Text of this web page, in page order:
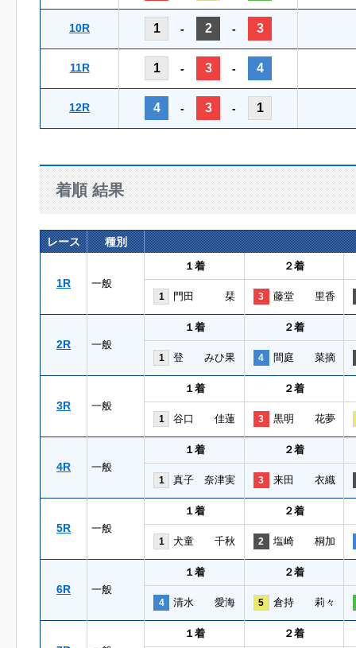
10R 1 - 2 - 3
11R 1 - 3 - 4
12R 4 - 3 - 1
着順 結果
レース 種別
1R 一般
１着 ２着
1 門田 栞 3 藤堂 里香
2R 一般
１着 ２着
1 登 みひ果 4 間庭 菜摘
3R 一般
１着 ２着
1 谷口 佳蓮 3 黒明 花夢
4R 一般
１着 ２着
1 真子 奈津実 3 来田 衣織
5R 一般
１着 ２着
1 犬童 千秋 2 塩崎 桐加
6R 一般
１着 ２着
4 清水 愛海 5 倉持 莉々
１着 ２着